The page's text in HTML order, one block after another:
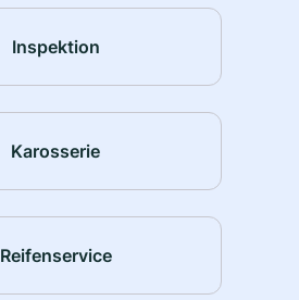
Inspektion
Karosserie
Reifenservice